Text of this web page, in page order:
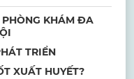
KHÁM ĐA
TRIỂN
XUẤT HUYẾT?